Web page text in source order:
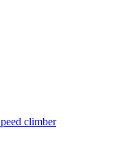
climber